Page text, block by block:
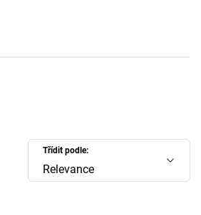
Třídit podle:
Relevance